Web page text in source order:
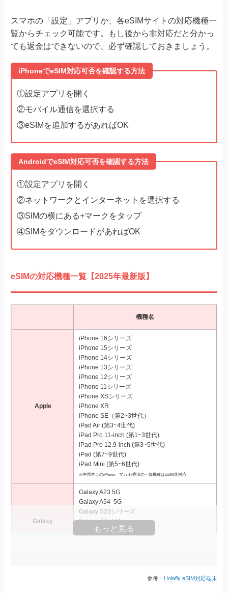
スマホの「設定」アプリか、各eSIMサイトの対応機種一
覧からチェック可能です。もし後から非対応だと分かっ
ても返金はできないので、必ず確認しておきましょう。
iPhoneでeSIM対応可否を確認する方法
①設定アプリを開く
②モバイル通信を選択する
③eSIMを追加するがあればOK
AndroidでeSIM対応可否を確認する方法
①設定アプリを開く
②ネットワークとインターネットを選択する
③SIMの横にある+マークをタップ
④SIMをダウンロードがあればOK
eSIMの対応機種一覧【2025年最新版】
機種名
Apple
iPhone 16シリーズ
iPhone 15シリーズ
iPhone 14シリーズ
iPhone 13シリーズ
iPhone 12シリーズ
iPhone 11シリーズ
iPhone XSシリーズ
iPhone XR
iPhone SE（第2~3世代）
iPad Air (第3~4世代)
iPad Pro 11‑inch (第1~3世代)
iPad Pro 12.9‑inch (第3~5世代)
iPad (第7~9世代)
iPad Mini (第5~6世代)
※中国本土のiPhone、マカオ/香港の一部機種はeSIM非対応
Galaxy
Galaxy A23 5G
Galaxy A54 5G
Galaxy S23シリーズ
Galaxy Z Fold4
Galaxy Z Fold5
もっと見る
参考： Holafly eSIM対応端末